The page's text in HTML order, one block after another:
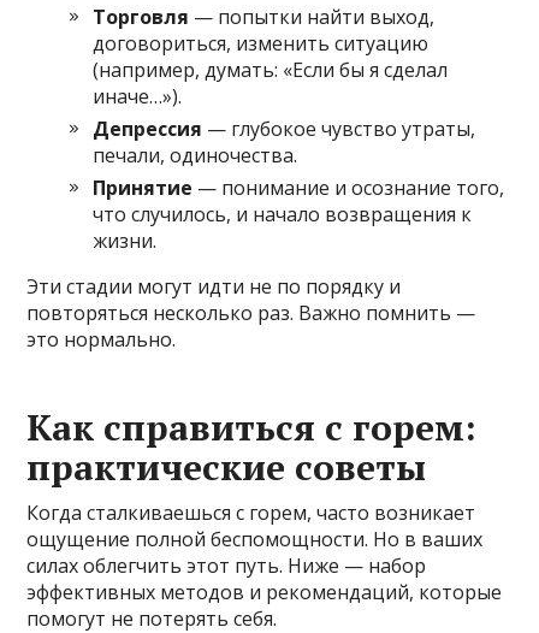
Торговля — попытки найти выход,
договориться, изменить ситуацию
(например, думать: «Если бы я сделал
иначе…»).
Депрессия — глубокое чувство утраты,
печали, одиночества.
Принятие — понимание и осознание того,
что случилось, и начало возвращения к
жизни.
Эти стадии могут идти не по порядку и
повторяться несколько раз. Важно помнить —
это нормально.
Как справиться с горем:
практические советы
Когда сталкиваешься с горем, часто возникает
ощущение полной беспомощности. Но в ваших
силах облегчить этот путь. Ниже — набор
эффективных методов и рекомендаций, которые
помогут не потерять себя.